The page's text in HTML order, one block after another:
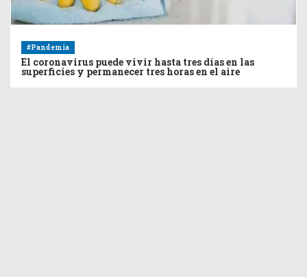
#Pandemia
El coronavirus puede vivir hasta tres días en las
superficies y permanecer tres horas en el aire